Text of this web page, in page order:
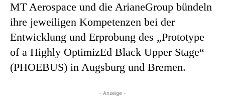
MT Aerospace und die ArianeGroup bündeln
ihre jeweiligen Kompetenzen bei der
Entwicklung und Erprobung des „Prototype
of a Highly OptimizEd Black Upper Stage“
(PHOEBUS) in Augsburg und Bremen.
- Anzeige -